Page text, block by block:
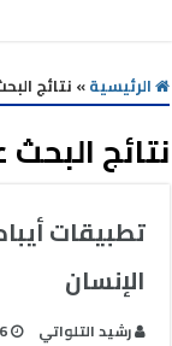
الرئيسية» نتائج
نتائج
تطبيقات
الإنسان
رشيد التلواتي